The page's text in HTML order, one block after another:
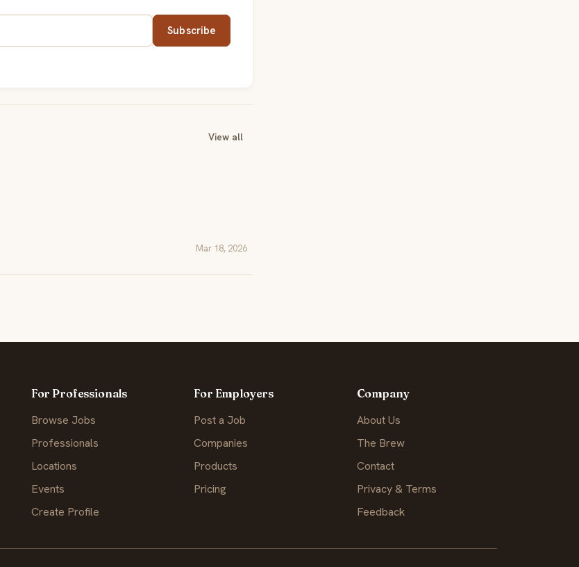
Subscribe
View all
Mar 18, 2026
For Professionals
Browse Jobs
Professionals
Locations
Events
Create Profile
For Employers
Post a Job
Companies
Products
Pricing
Company
About Us
The Brew
Contact
Privacy & Terms
Feedback